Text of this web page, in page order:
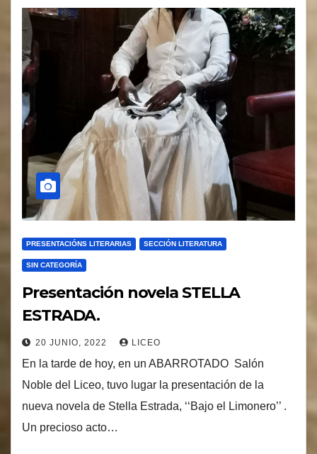
PRESENTACIÓNS LITERARIAS SECCIÓN LITERATURA
SIN CATEGORÍA
Presentación novela STELLA
ESTRADA.
20 JUNIO, 2022 LICEO
En la tarde de hoy, en un ABARROTADO Salón
Noble del Liceo, tuvo lugar la presentación de la
nueva novela de Stella Estrada, ‘‘Bajo el Limonero’’ .
Un precioso acto…